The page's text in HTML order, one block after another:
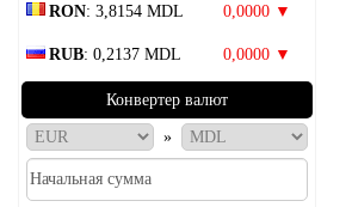
RON: 3,8154 MDL 0,0000 ▼
RUB: 0,2137 MDL 0,0000 ▼
Конвертер валют
»